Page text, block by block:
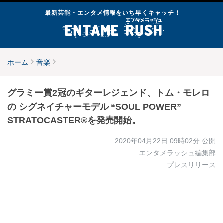
最新芸能・エンタメ情報をいち早くキャッチ！
ホーム 音楽
グラミー賞2冠のギターレジェンド、トム・モレロ
の シグネイチャーモデル “SOUL POWER”
STRATOCASTER®を発売開始。
2020年04月22日 09時02分 公開
エンタメラッシュ編集部
プレスリリース